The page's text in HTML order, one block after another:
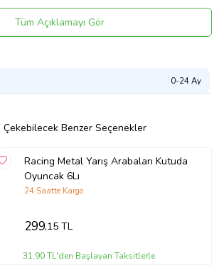
Tüm Açıklamayı Gör
0-24 Ay
Çekebilecek Benzer Seçenekler
Racing Metal Yarış Arabaları Kutuda
Oyuncak 6Lı
24 Saatte Kargo
299,15 TL
31,90 TL'den Başlayan Taksitlerle